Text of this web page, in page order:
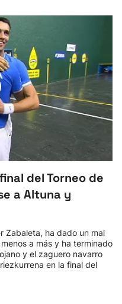
del Torneo de
a Altuna y
Zabaleta, ha dado un mal
a más y ha terminado
y el zaguero navarro
en la final del